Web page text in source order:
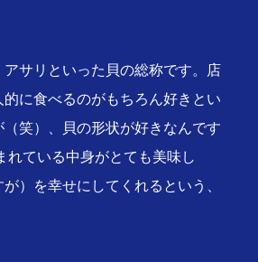
サリといった貝の総称です。店
に食べるのがもちろん好きとい
笑）、貝の形状が好きなんです
れている中身がとても美味し
）を幸せにしてくれるという、